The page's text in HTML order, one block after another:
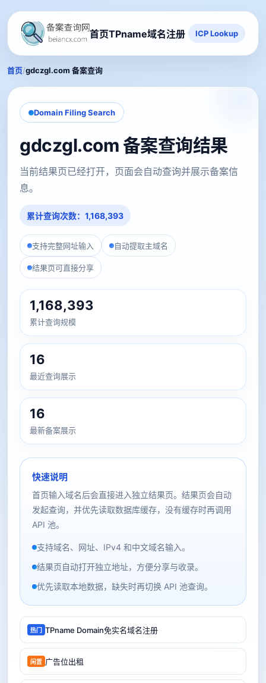
首页TPname域名注册 ICP Lookup
首页/gdczgl.com 备案查询
Domain Filing Search
gdczgl.com 备案查询结果
当前结果页已经打开，页面会自动查询并展示备案信
息。
累计查询次数：1,168,393
支持完整网址输入 自动提取主域名
结果页可直接分享
1,168,393
累计查询规模
16
最近查询展示
16
最新备案展示
快速说明
首页输入域名后会直接进入独立结果页。结果页会自动
发起查询，并优先读取数据库缓存，没有缓存时再调用
API 池。
支持域名、网址、IPv4 和中文域名输入。
结果页自动打开独立地址，方便分享与收录。
优先读取本地数据，缺失时再切换 API 池查询。
热门 TPname Domain免实名域名注册
闲置 广告位出租